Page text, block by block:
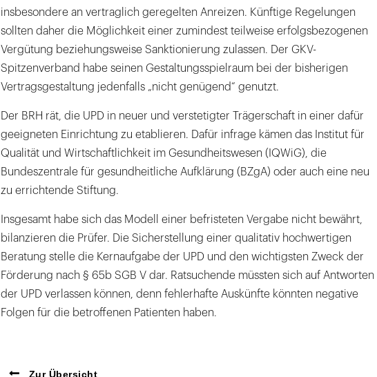
insbesondere an vertraglich geregelten Anreizen. Künftige Regelungen
sollten daher die Möglichkeit einer zumindest teilweise erfolgsbezogenen
Vergütung beziehungsweise Sanktionierung zulassen. Der GKV-
Spitzenverband habe seinen Gestaltungsspielraum bei der bisherigen
Vertragsgestaltung jedenfalls „nicht genügend“ genutzt.
Der BRH rät, die UPD in neuer und verstetigter Trägerschaft in einer dafür
geeigneten Einrichtung zu etablieren. Dafür infrage kämen das Institut für
Qualität und Wirtschaftlichkeit im Gesundheitswesen (IQWiG), die
Bundeszentrale für gesundheitliche Aufklärung (BZgA) oder auch eine neu
zu errichtende Stiftung.
Insgesamt habe sich das Modell einer befristeten Vergabe nicht bewährt,
bilanzieren die Prüfer. Die Sicherstellung einer qualitativ hochwertigen
Beratung stelle die Kernaufgabe der UPD und den wichtigsten Zweck der
Förderung nach § 65b SGB V dar. Ratsuchende müssten sich auf Antworten
der UPD verlassen können, denn fehlerhafte Auskünfte könnten negative
Folgen für die betroffenen Patienten haben.
Zur Übersicht